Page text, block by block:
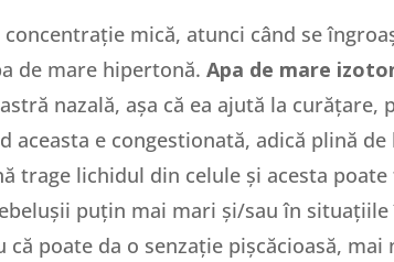
mică, atunci când se
de mare hipertonă.Apa de mare
nazală, așa că ea ajută la curățare,
aceasta e congestionată, adică plină
trage lichidul din celule și acesta
puțin mai mari și/sau în
poate da o senzație pișcăcioasă, mai